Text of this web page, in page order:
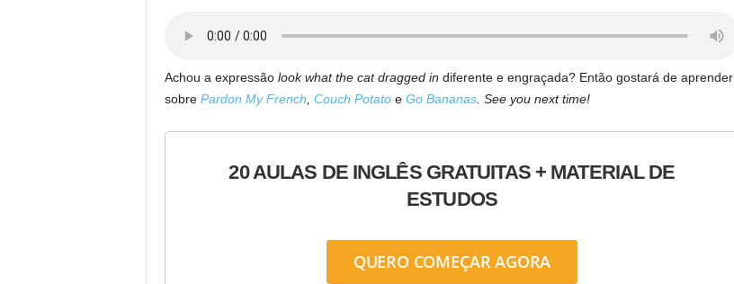
Achou a expressão look what the cat dragged in diferente e engraçada? Então gostará de aprender
sobre Pardon My French Couch Potatoe Go Bananas. See you next time!
20 AULAS DE INGLÊS GRATUITAS + MATERIAL DE
ESTUDOS
QUERO COMEÇAR AGORA